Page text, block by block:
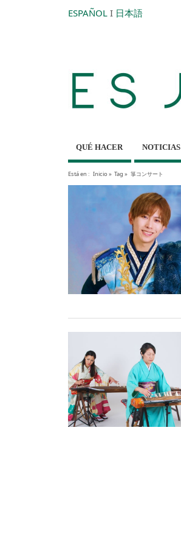
ESPAÑOL I 日本語
QUÉ HACER NOTICIAS
Está en : Inicio» Tag » 箏コンサート